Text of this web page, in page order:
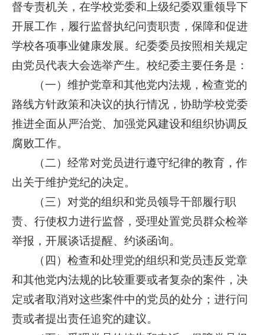
督专责机关，在学校党委和上级纪委双重领导下
开展工作，履行监督执纪问责职责，保障和促进
学校各项事业健康发展。纪委委员按照相关规定
由党员代表大会选举产生。校纪委主要任务是：
（一）维护党章和其他党内法规，检查党的
路线方针政策和决议的执行情况，协助学校党委
推进全面从严治党、加强党风建设和组织协调反
腐败工作。
（二）经常对党员进行遵守纪律的教育，作
出关于维护党纪的决定。
（三）对党的组织和党员领导干部履行职
责、行使权力进行监督，受理处置党员群众检举
举报，开展谈话提醒、约谈函询。
（四）检查和处理党的组织和党员违反党章
和其他党内法规的比较重要或者复杂的案件，决
定或者取消对这些案件中的党员的处分；进行问
责或者提出责任追究的建议。